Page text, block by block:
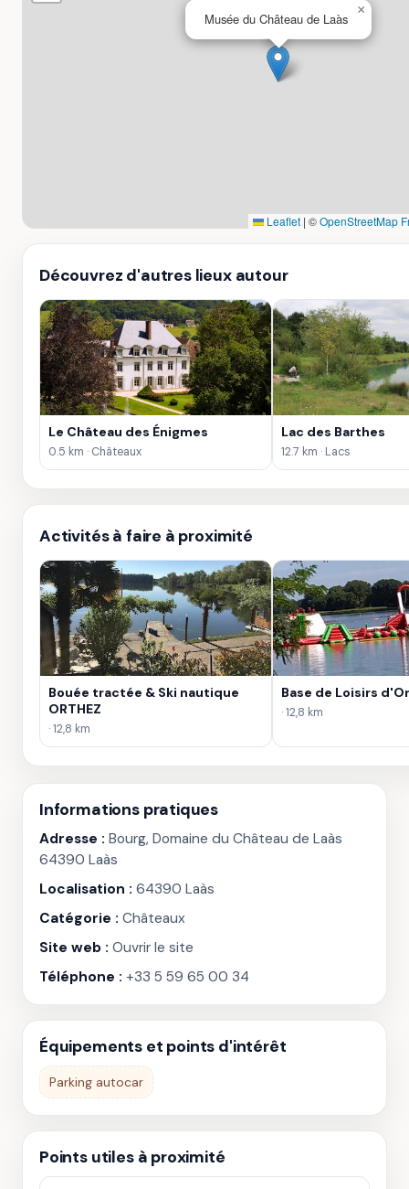
Musée du Château de Laàs
×
Leaflet | ©OpenStreetMap
Découvrez d'autres lieux autour
Le Château des Énigmes
0.5 km · Châteaux
Lac des Barthes
12.7 km · Lacs
Activités à faire à proximité
Bouée tractée & Ski nautique
ORTHEZ
· 12,8 km
Base de Loisirs
· 12,8 km
Informations pratiques
Adresse : Bourg, Domaine du Château de Laàs
64390 Laàs
Localisation : 64390 Laàs
Catégorie : Châteaux
Site web : Ouvrir le site
Téléphone : +33 5 59 65 00 34
Équipements et points d'intérêt
Parking autocar
Points utiles à proximité